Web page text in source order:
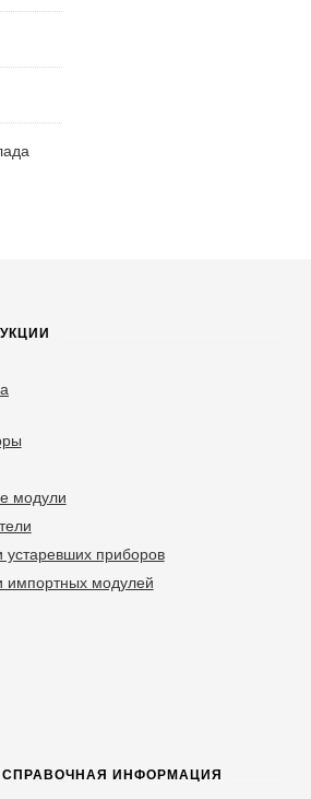
модули
устаревших приборов
импортных модулей
СПРАВОЧНАЯ ИНФОРМАЦИЯ